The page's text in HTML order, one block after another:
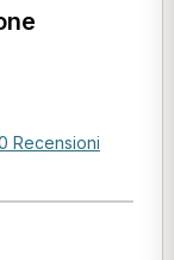
Recensioni